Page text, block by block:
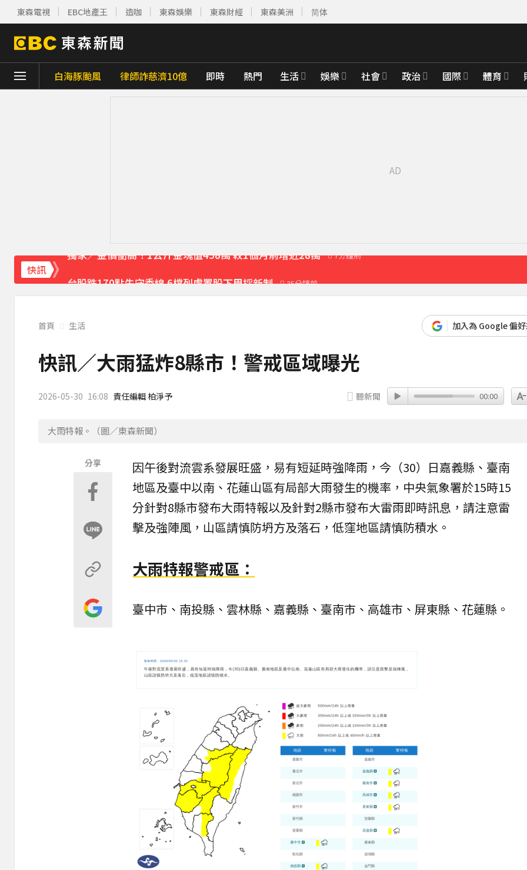
東森電視 EBC地產王 造咖 東森娛樂 東森財經 東森美洲 简体
白海豚颱風 律師詐慈濟10億 即時 熱門 生活 娛樂 社會 政治 國際 體育
快訊
慈濟疫苗採購遭詐10.6億！蔡英文曝「當年最難決定」 58分鐘前
《理財達人秀》X 安聯投信免費講座報名中！搶先卡位 2027
下載東森App，隨時掌握天下大小事！
首頁 生活 加入為 Google 偏
快訊／大雨猛炸8縣市！警戒區域曝光
2026-05-30 16:08 責任編輯 柏淨予 聽新聞 00:00
大雨特報。（圖／東森新聞）
分享 因午後對流雲系發展旺盛，易有短延時強降雨 ，今（30）日嘉義縣、臺南
地區及臺中以南、花蓮山區有局部大雨發生的機率，中央氣象署於15時15
分針對8縣市發布大雨特報以及針對2縣市發布大雷雨即時訊息，請注意雷
擊及強陣風，山區請慎防坍方及落石，低窪地區請慎防積水 。
大雨特報警戒區：
臺中市、南投縣、雲林縣、嘉義縣、臺南市、高雄市、屏東縣、花蓮縣。